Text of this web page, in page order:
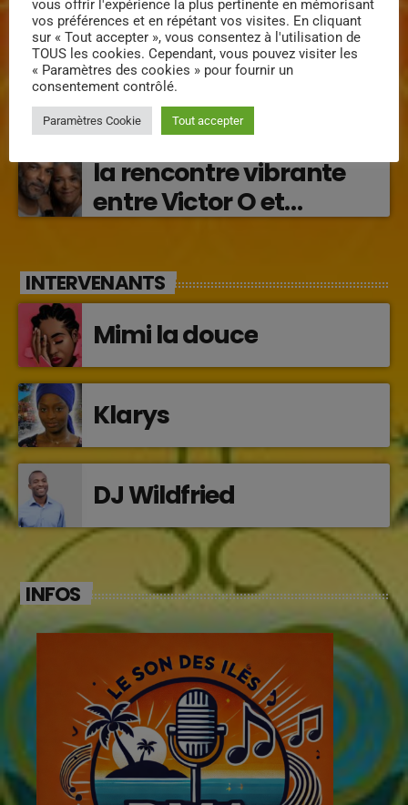
transforme les émotions
en musique (2026)
Régine Narou : Respekte
Mwen, la voix du respect
‘2026)
« Lanmou Nou » (2026) :
la rencontre vibrante
entre Victor O et
INTERVENANTS
Mimi la douce
Klarys
DJ Wildfried
INFOS
vous offrir l'expérience la plus pertinente en mémorisant
vos préférences et en répétant vos visites. En cliquant
sur « Tout accepter », vous consentez à l'utilisation de
TOUS les cookies. Cependant, vous pouvez visiter les
« Paramètres des cookies » pour fournir un
consentement contrôlé.
Paramètres Cookie Tout accepter